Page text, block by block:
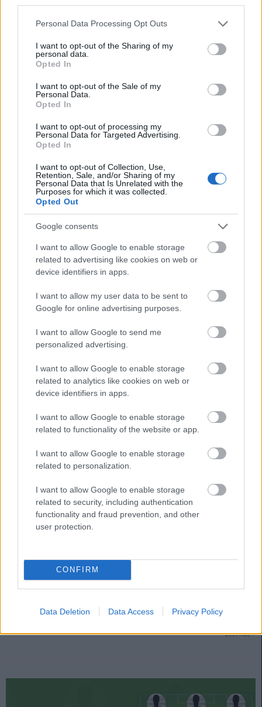
Please note that this website/app uses one or more Google
not limited to your visit or usage behaviour. You may click to
grant or deny consent to Google and its third-party tags to
use your data for below specified purposes in below Google
consent section.
Personal Data Processing Opt Outs
I want to opt-out of the Sharing of my
personal data.
Opted In
I want to opt-out of the Sale of my
Personal Data.
Opted In
I want to opt-out of processing my
Personal Data for Targeted Advertising.
Opted In
I want to opt-out of Collection, Use,
Retention, Sale, and/or Sharing of my
Personal Data that Is Unrelated with the
Purposes for which it was collected.
Opted Out
Google consents
I want to allow Google to enable storage
related to advertising like cookies on web or
device identifiers in apps.
I want to allow my user data to be sent to
Google for online advertising purposes.
I want to allow Google to send me
personalized advertising.
I want to allow Google to enable storage
related to analytics like cookies on web or
device identifiers in apps.
I want to allow Google to enable storage
related to functionality of the website or app.
I want to allow Google to enable storage
related to personalization.
I want to allow Google to enable storage
related to security, including authentication
functionality and fraud prevention, and other
user protection.
CONFIRM
Data Deletion Data Access Privacy Policy
jugará en el Levante? ¿Con qué alineación saldrá el Elche? En nuestra
pueden jugar y la información necesaria para preparar tu equipo.
Osasuna – Huesca: posibles alineaciones
12. noviembre 2020 PorJesus Gallo
La jornada 10 de LaLiga Santander 2020/21 comienza el viernes. ¿Quién
jugará en Osasuna? ¿Con qué alineación saldrá el Huesca? En nuestra
alineaciones probables puedes descubrir qué jugadores de tu equipo
pueden jugar y la información necesaria para preparar tu equipo.
Leer más »
Las posibles alineaciones de la jornada 9
2. noviembre 2020 Por Jesus Gallo
La novena jornada de LaLiga Santander 2020/21 comienza el viernes a
jugadores no están disponibles? En este artículo ofrecemos las posibles
Leer más »